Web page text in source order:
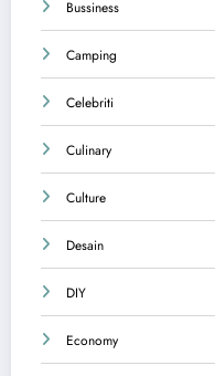
Bussiness
Camping
Celebriti
Culinary
Culture
Desain
DIY
Economy